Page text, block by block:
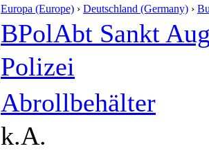
Europa (Europe) › Deutschland (Germany) ›
BPolAbt Sankt
Polizei
Abrollbehälter
k.A.